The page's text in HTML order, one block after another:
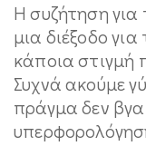
Η συζήτηση για
μια διέξοδο
κάποια στιγμή
Συχνά ακούμε
πράγμα δεν